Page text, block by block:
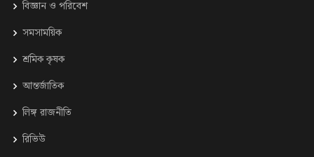
⁠বিজ্ঞান ও পরিবেশ
সমসাময়িক
শ্রমিক কৃষক
আন্তর্জাতিক
লিঙ্গ রাজনীতি
রিভিউ